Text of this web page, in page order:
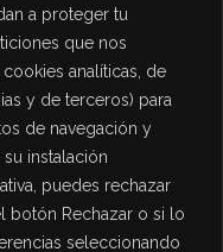
a proteger tu
que nos
analíticas, de
y de terceros) para
de navegación y
instalación
puedes rechazar
botón Rechazar o si lo
seleccionando